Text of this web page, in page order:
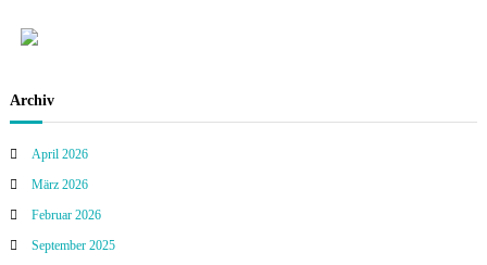
Archiv
April 2026
März 2026
Februar 2026
September 2025